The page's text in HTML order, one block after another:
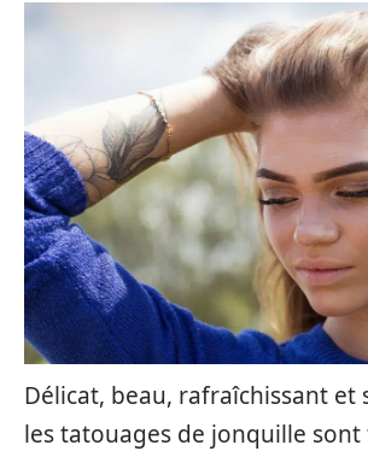
Délicat, beau, rafraîchissant et
les tatouages de jonquille